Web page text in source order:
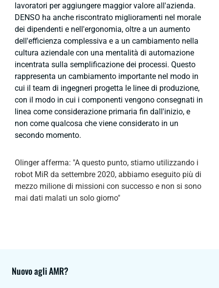
lavoratori per aggiungere maggior valore all'azienda.
DENSO ha anche riscontrato miglioramenti nel morale
dei dipendenti e nell'ergonomia, oltre a un aumento
dell'efficienza complessiva e a un cambiamento nella
cultura aziendale con una mentalità di automazione
incentrata sulla semplificazione dei processi. Questo
rappresenta un cambiamento importante nel modo in
cui il team di ingegneri progetta le linee di produzione,
con il modo in cui i componenti vengono consegnati in
linea come considerazione primaria fin dall'inizio, e
non come qualcosa che viene considerato in un
secondo momento.
Olinger afferma: "A questo punto, stiamo utilizzando i
robot MiR da settembre 2020, abbiamo eseguito più di
mezzo milione di missioni con successo e non si sono
mai dati malati un solo giorno"
Nuovo agli AMR?